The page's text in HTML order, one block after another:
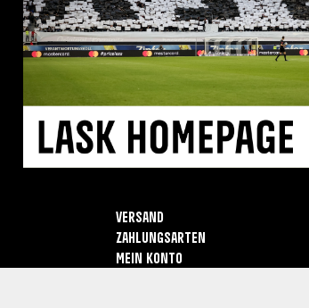
Versand
Zahlungsarten
Mein Konto